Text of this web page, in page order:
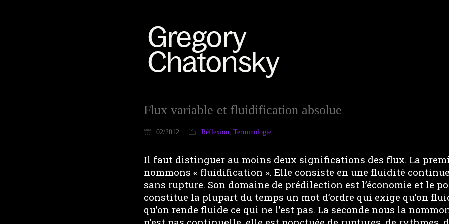
Flux variable et fluidification absolue
02/2012 Réflexion, Terminologie
Il faut distinguer au moins deux significations des flux. La
nommons « fluidification ». Elle consiste en une fluidité
sans rupture. Son domaine de prédilection est l’économie et le
constitue la plupart du temps un mot d’ordre qui exige qu’on
qu’on rende fluide ce qui ne l’est pas. La seconde nous la